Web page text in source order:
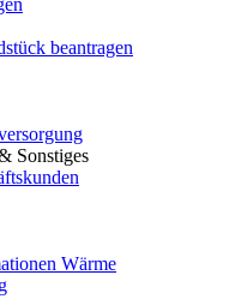
beantragen
Sonstiges
Wärme